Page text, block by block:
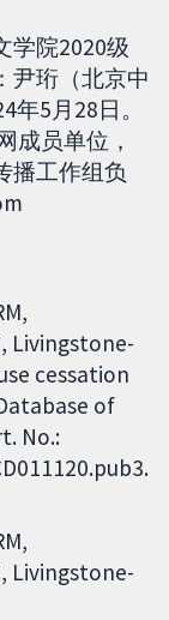
学院2020级
尹珩（北京中
5月28日。
成员单位，
播工作组负
Livingstone-
cessation
of
No.:
Livingstone-